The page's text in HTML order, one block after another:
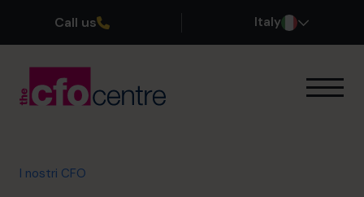
Call us Italy
I nostri CFO
I nostri CFO